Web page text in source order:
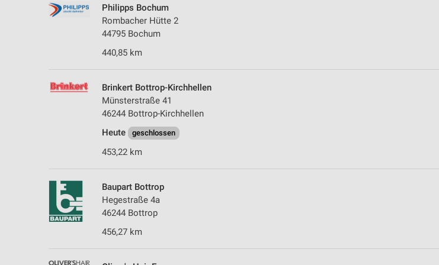
Philipps Bochum
Rombacher Hütte 2
44795 Bochum
440,85 km
Brinkert Bottrop-Kirchhellen
Münsterstraße 41
46244 Bottrop-Kirchhellen
Heute
geschlossen
453,22 km
Baupart Bottrop
Hegestraße 4a
46244 Bottrop
456,27 km